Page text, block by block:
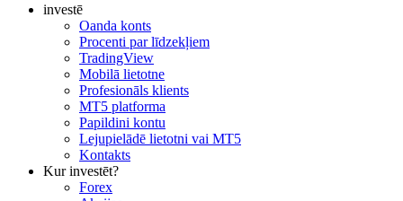
investē
Oanda konts
Procenti par līdzekļiem
TradingView
Mobilā lietotne
Profesionāls klients
MT5 platforma
Papildini kontu
Lejupielādē lietotni vai MT5
Kontakts
Kur investēt?
Forex